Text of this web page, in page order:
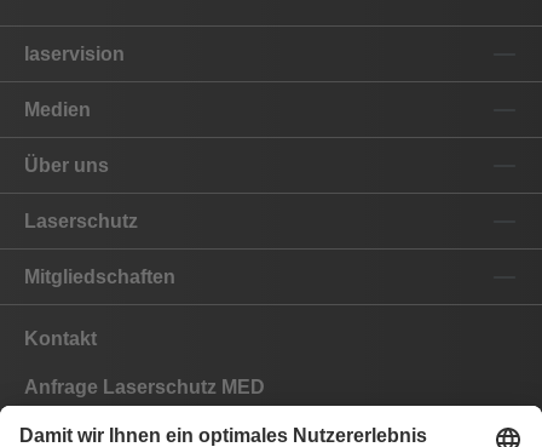
laservision
Medien
Über uns
Laserschutz
Mitgliedschaften
Kontakt
Anfrage Laserschutz MED
Anfrage Laserschutz IND